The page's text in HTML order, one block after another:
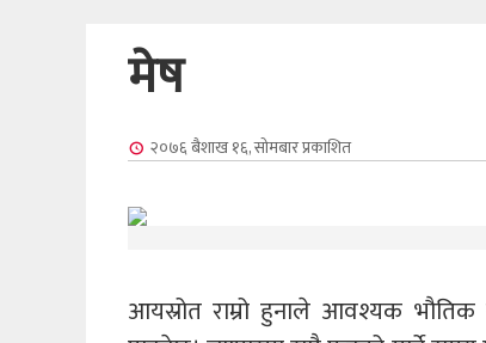
मेष
२०७६ बैशाख १६, सोमबारप्रकाशित
आयस्रोत राम्रो हुनाले आवश्यक